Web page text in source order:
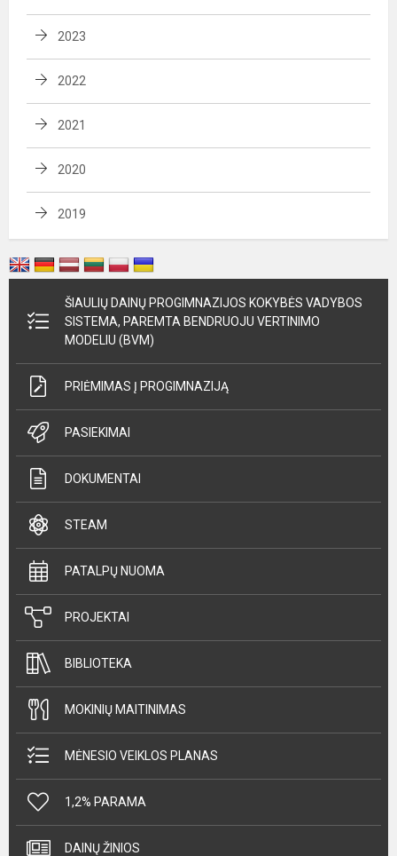
2023
2022
2021
2020
2019
ŠIAULIŲ DAINŲ PROGIMNAZIJOS KOKYBĖS VADYBOS
SISTEMA, PAREMTA BENDRUOJU VERTINIMO
MODELIU (BVM)
PRIĖMIMAS Į PROGIMNAZIJĄ
PASIEKIMAI
DOKUMENTAI
STEAM
PATALPŲ NUOMA
PROJEKTAI
BIBLIOTEKA
MOKINIŲ MAITINIMAS
MĖNESIO VEIKLOS PLANAS
1,2% PARAMA
DAINŲ ŽINIOS